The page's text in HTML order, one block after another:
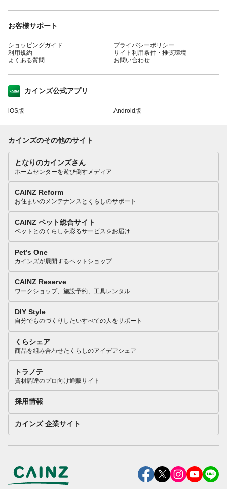
お客様サポート
ショッピングガイド
利用規約
よくある質問
プライバシーポリシー
サイト利用条件・推奨環境
お問い合わせ
カインズ公式アプリ
iOS版 Android版
カインズのその他のサイト
となりのカインズさん
ホームセンターを遊び倒すメディア
CAINZ Reform
お住まいのメンテナンスとくらしのサポート
CAINZ ペット総合サイト
ペットとのくらしを彩るサービスをお届け
Pet’s One
カインズが展開するペットショップ
CAINZ Reserve
ワークショップ、施設予約、工具レンタル
DIY Style
自分でものづくりしたいすべての人をサポート
くらシェア
商品を組み合わせたくらしのアイデアシェア
トラノテ
資材調達のプロ向け通販サイト
採用情報
カインズ 企業サイト